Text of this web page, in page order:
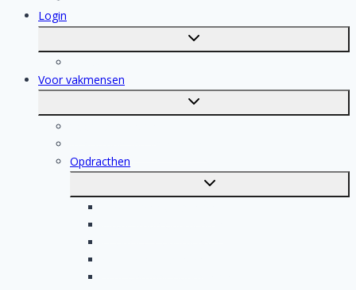
Login
Toggle
submenu
Voor vakmensen
Toggle
Opdracthen
Toggle